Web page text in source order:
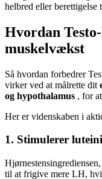
helbred eller berettigelse
Hvordan
muskelvækst
Så hvordan forbedrer
virker ved at målrette dit
og hypothalamus , for
Her er videnskaben i
1. Stimulerer
Hjørnestensingrediensen,
til at frigive mere LH,